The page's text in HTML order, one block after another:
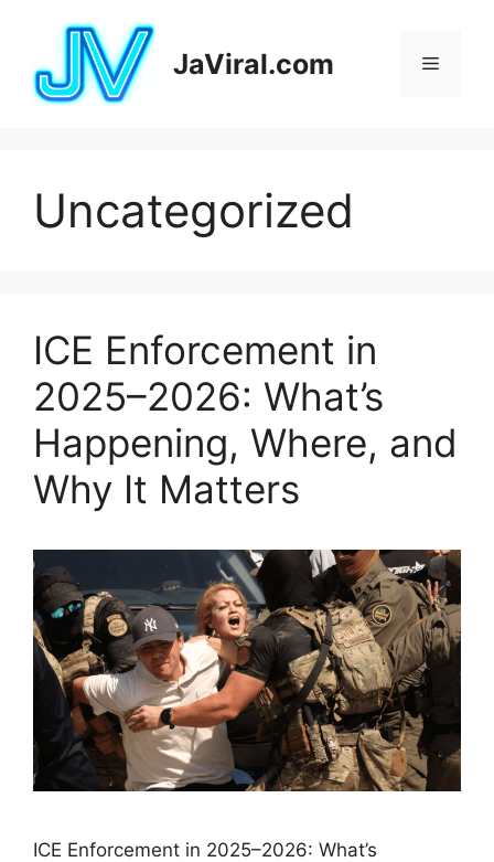
conteúdo
JaViral.com Menu
Uncategorized
ICE Enforcement in
2025–2026: What’s
Happening, Where, and
Why It Matters
ICE Enforcement in 2025–2026: What’s